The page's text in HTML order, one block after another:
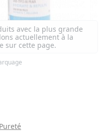
avec la plus grande
actuellement à la
sur cette page.
Pureté